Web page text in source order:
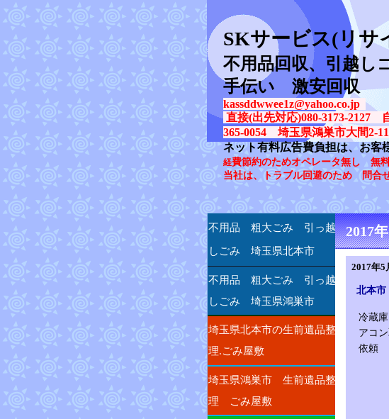
SKサービス(リサ
不用品回収、引越し
手伝い 激安回収
kassddwwee1z@yahoo.co.jp
直接(出先対応)080-3173-2127
365-0054 埼玉県鴻巣市大間2-
ネット有料広告費負担は、お
経費節約のためオペレータ無し 無
当社は、トラブル回避のため 問合
2017
2017年
北本
冷蔵
アコ
依頼
不用品 粗大ごみ 引っ越
しごみ 埼玉県北本市
不用品 粗大ごみ 引っ越
しごみ 埼玉県鴻巣市
埼玉県北本市の生前遺品整
理.ごみ屋敷
埼玉県鴻巣市 生前遺品整
理 ごみ屋敷